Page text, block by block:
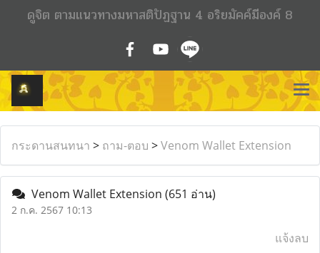
ดูจิต ตามแนวทางมหาสติปัฏฐาน 4 อริยมัคค์มีองค์ 8
กระดานสนทนา > ถาม-ตอบ >Venom Wallet Extension
Venom Wallet Extension (651 อ่าน)
2 ก.ค. 2567 10:13
แจ้งลบ